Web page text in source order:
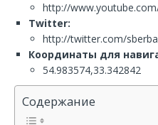
http://
Twitter:
http://twitter.com/
Координаты для
54.983574,33.342842
Содержание